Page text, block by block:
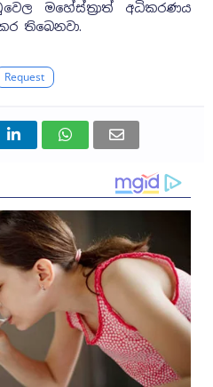
මහේස්ත්‍රාත් අධිකරණය
තිබෙනවා.
Request